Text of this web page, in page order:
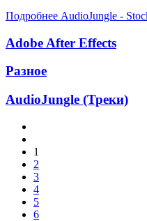
Подробнее AudioJungle -
Adobe After Effects
Разное
AudioJungle (Треки)
1
2
3
4
5
6